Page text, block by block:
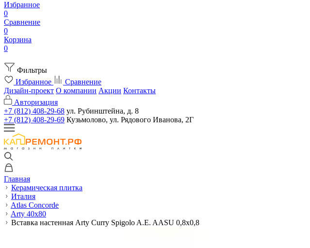
Избранное
0
Сравнение
0
Корзина
0
Фильтры
Избранное
Сравнение
Дизайн-проект О компании Акции Контакты
Авторизация
+7 (812) 408-29-68 ул. Рубинштейна, д. 8
+7 (812) 408-29-69 Кузьмолово, ул. Рядового Иванова, 2Г
Главная
Керамическая плитка
Италия
Atlas Concorde
Arty 40x80
Вставка настенная Arty Curry Spigolo A.E. AASU 0,8x0,8